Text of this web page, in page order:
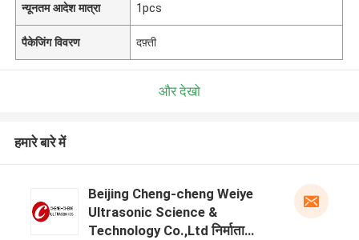
न्यूनतम आदेश मात्रा 1pcs
पैकेजिंग विवरण दफ़्ती
और देखो
हमारे बारे में
Beijing Cheng-cheng Weiye
Ultrasonic Science &
Technology Co.,Ltd निर्माता